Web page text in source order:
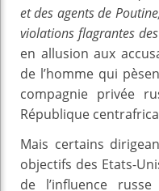
et des agents de
violations flagrantes
en allusion aux
de l’homme qui
compagnie privée
République
Mais certains
objectifs des Etats-
de l’influence